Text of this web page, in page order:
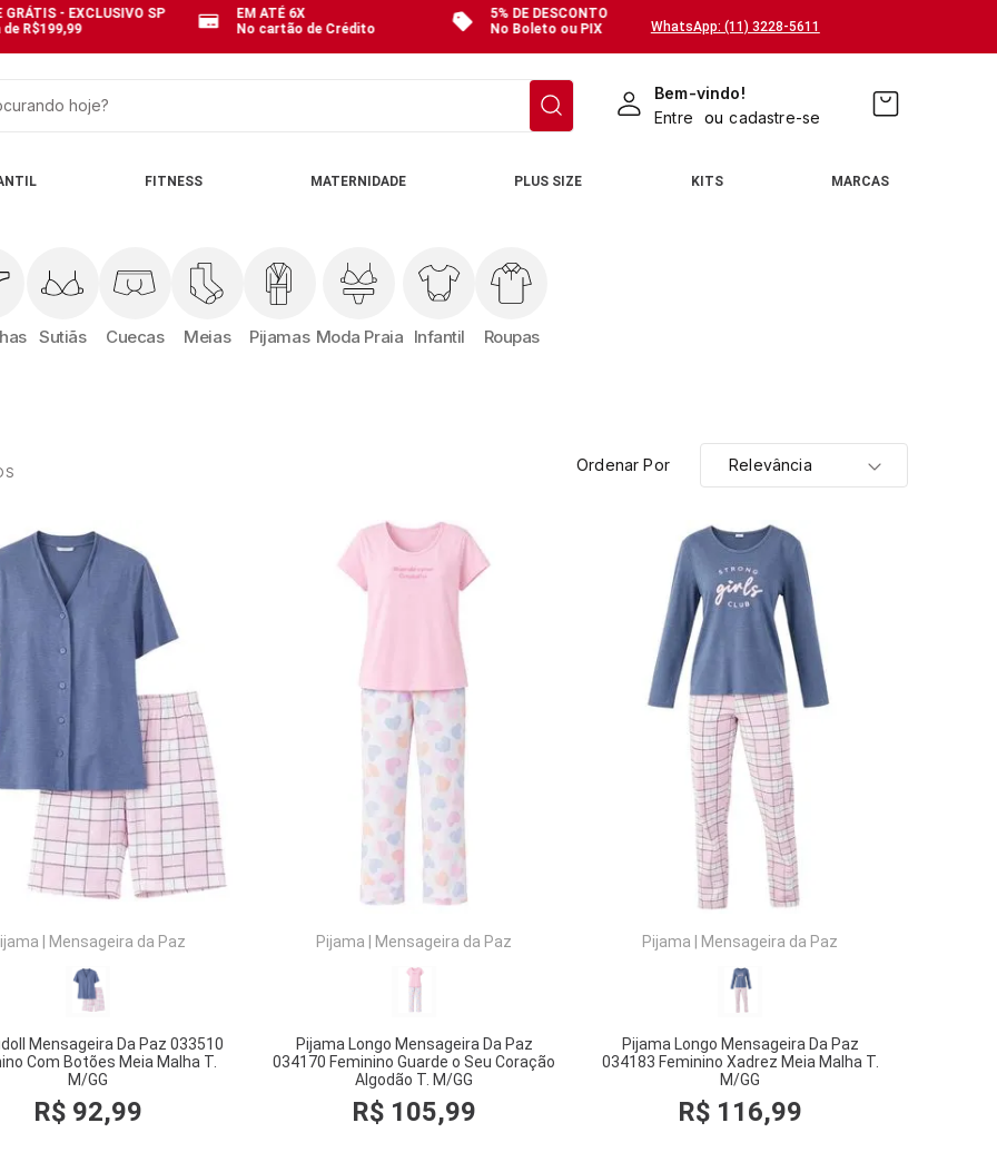
GRÁTIS - EXCLUSIVO SP
R$199,99
EM ATÉ 6X
No cartão de Crédito
5% DE DESCONTO
No Boleto ou PIX
WhatsApp: (11) 3228-5611
Bem-vindo!
Entre
ou cadastre-se
FITNESS MATERNIDADE PLUS SIZE KITS MARCAS
Sutiãs Cuecas Meias Pijamas Moda Praia Infantil Roupas
Ordenar Por Relevância
Mensageira da Paz
Mensageira Da Paz 033510
Com Botões Meia Malha T.
M/GG
R$ 92,99
COMPRAR
Pijama Mensageira da Paz
Pijama Longo Mensageira Da Paz
034170 Feminino Guarde o Seu Coração
Algodão T. M/GG
R$ 105,99
COMPRAR
Pijama Mensageira da Paz
Pijama Longo Mensageira Da Paz
034183 Feminino Xadrez Meia Malha T.
M/GG
R$ 116,99
COMPRAR